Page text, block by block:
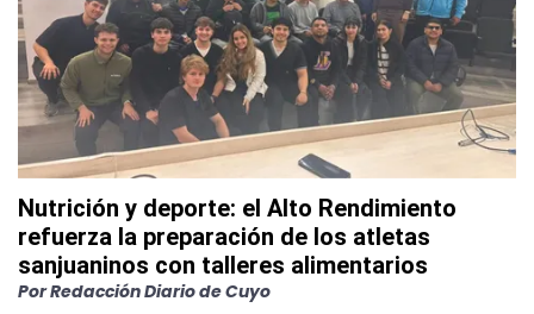
Nutrición y deporte: el Alto Rendimiento
refuerza la preparación de los atletas
sanjuaninos con talleres alimentarios
PorRedacción Diario de Cuyo